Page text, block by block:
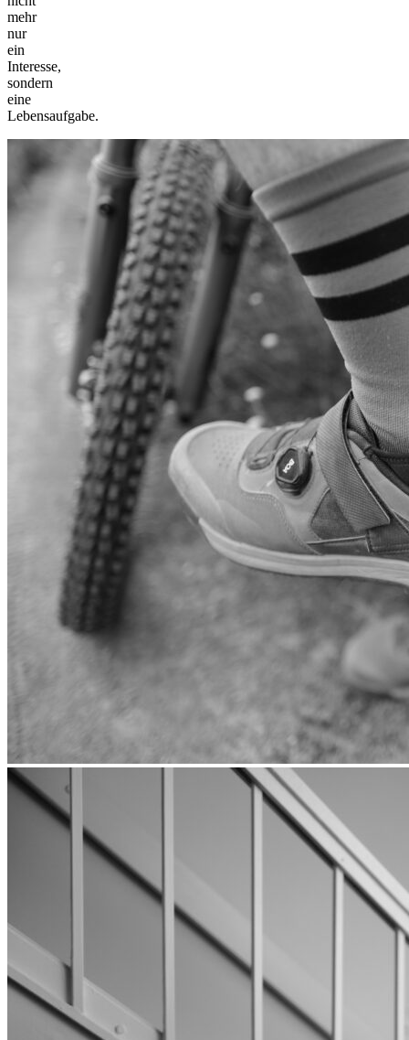
mehr
nur
ein
Interesse,
sondern
eine
Lebensaufgabe.